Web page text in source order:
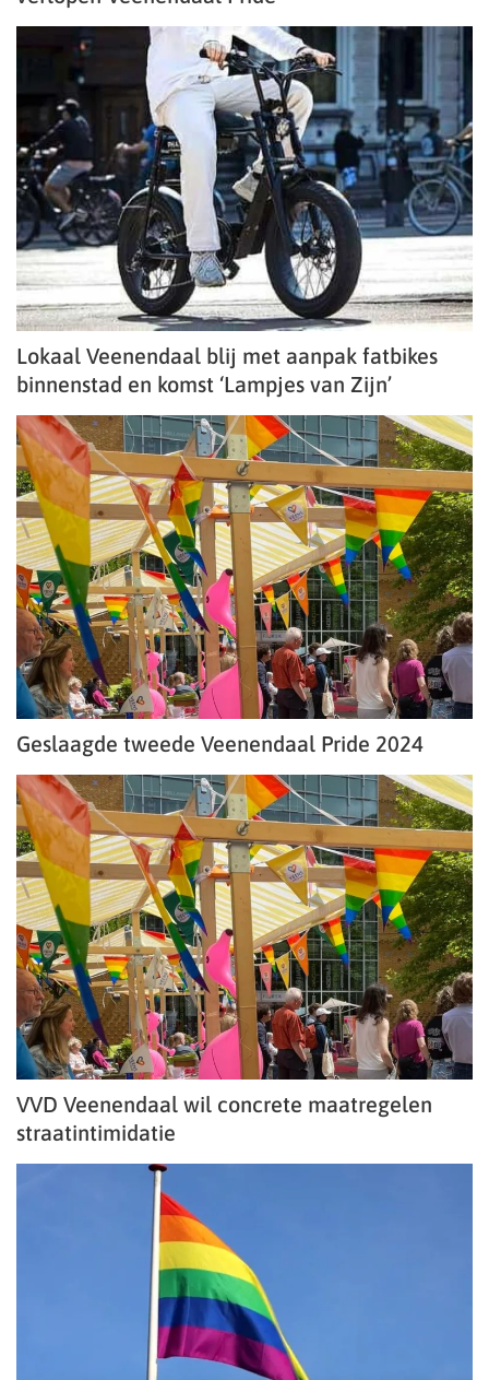
Lokaal Veenendaal blij met aanpak fatbikes
binnenstad en komst ‘Lampjes van Zijn’
Geslaagde tweede Veenendaal Pride 2024
VVD Veenendaal wil concrete maatregelen
straatintimidatie